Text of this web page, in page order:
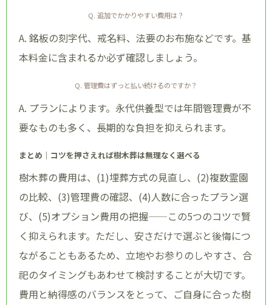
Q. 追加でかかりやすい費用は？
A. 銘板の刻字代、戒名料、法要のお布施などです。基
本料金に含まれるか必ず確認しましょう。
Q. 管理費はずっと払い続けるのですか？
A. プランによります。永代供養型では年間管理費が不
要なものも多く、長期的な負担を抑えられます。
まとめ｜コツを押さえれば樹木葬は無理なく選べる
樹木葬の費用は、(1)埋葬方式の見直し、(2)複数霊園
の比較、(3)管理費の確認、(4)人数に合ったプラン選
び、(5)オプション費用の把握——この5つのコツで賢
く抑えられます。ただし、安さだけで選ぶと後悔につ
ながることもあるため、立地やお参りのしやすさ、合
祀のタイミングもあわせて検討することが大切です。
費用と納得感のバランスをとって、ご自身に合った樹